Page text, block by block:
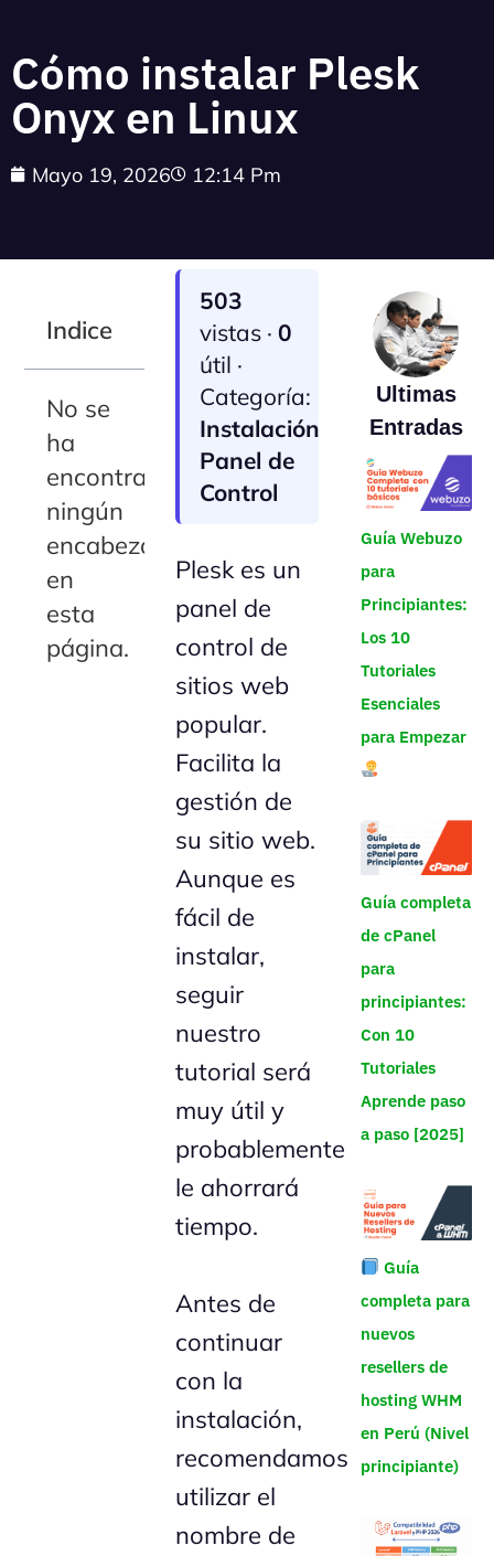
Cómo instalar Plesk
Onyx en Linux
Mayo 19, 2026 12:14 Pm
Indice
No se
ha
encontrado
ningún
encabezado
en
esta
página.
503
vistas ·0
útil ·
Categoría:
Instalación
Panel de
Control
Plesk es un
panel de
control de
sitios web
popular.
Facilita la
gestión de
su sitio web.
Aunque es
fácil de
instalar,
seguir
nuestro
tutorial será
muy útil y
probablemente
le ahorrará
tiempo.
Antes de
continuar
con la
instalación,
recomendamos
utilizar el
nombre de
Ultimas
Entradas
Guía Webuzo
para
Principiantes:
Los 10
Tutoriales
Esenciales
para Empezar
Guía completa
de cPanel
para
principiantes:
Con 10
Tutoriales
Aprende paso
a paso [2025]
Guía
completa para
nuevos
resellers de
hosting WHM
en Perú (Nivel
principiante)